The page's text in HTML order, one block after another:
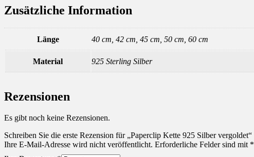
Zusätzliche Information
Länge 40 cm, 42 cm, 45 cm, 50 cm, 60 cm
Material 925 Sterling Silber
Rezensionen
Es gibt noch keine Rezensionen.
Schreiben Sie die erste Rezension für „Paperclip Kette 925 Silber vergoldet“
Ihre E-Mail-Adresse wird nicht veröffentlicht. Erforderliche Felder sind mit *